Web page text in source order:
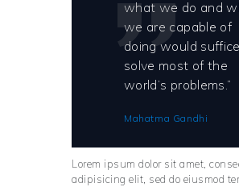
what we do and
we are capable of
doing would
solve most of the
world’s problems.”
Mahatma Gandhi
Lorem ipsum dolor sit amet,
adipisicing elit, sed do eiusmod